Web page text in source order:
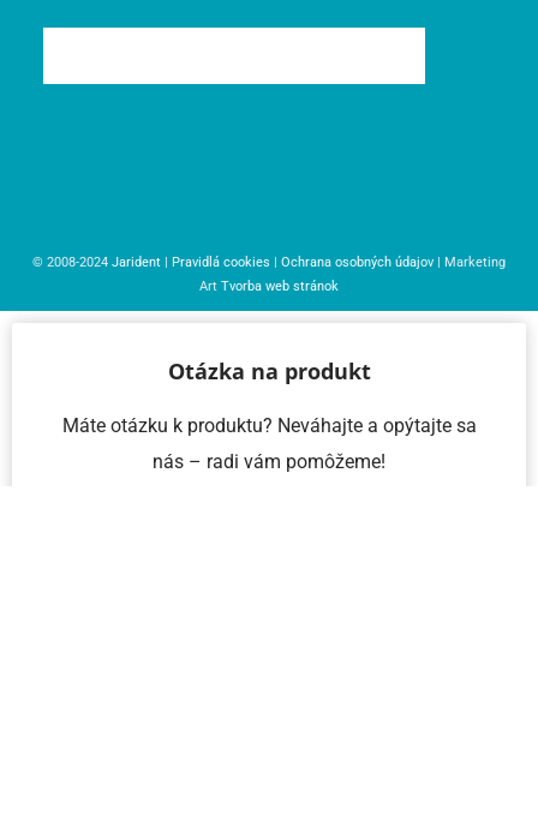
© 2008-2024 Jarident Pravidlá cookies Ochrana osobných údajov | Marketing
Art Tvorba web stránok
Otázka na produkt
Máte otázku k produktu? Neváhajte a opýtajte sa
nás – radi vám pomôžeme!